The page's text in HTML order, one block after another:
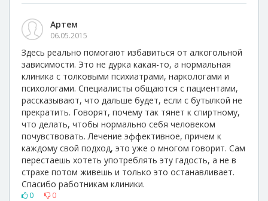
Артем
06.05.2015
Здесь реально помогают избавиться от алкогольной
зависимости. Это не дурка какая-то, а нормальная
клиника с толковыми психиатрами, наркологами и
психологами. Специалисты общаются с пациентами,
рассказывают, что дальше будет, если с бутылкой не
прекратить. Говорят, почему так тянет к спиртному,
что делать, чтобы нормально себя человеком
почувствовать. Лечение эффективное, причем к
каждому свой подход, это уже о многом говорит. Сам
перестаешь хотеть употреблять эту гадость, а не в
страхе потом живешь и только это останавливает.
Спасибо работникам клиники.
0 0